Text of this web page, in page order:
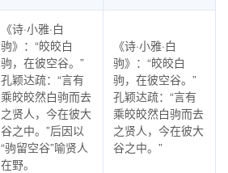
《诗·小雅·白
驹》：“皎皎白
驹，在彼空谷。”
孔颖达疏：“言有
乘皎皎然白驹而去
之贤人，今在彼大
谷之中。”后因以
“驹留空谷”喻贤人
在野。
《诗·小雅·白
驹》：“皎皎白
驹，在彼空谷。”
孔颖达疏：“言有
乘皎皎然白驹而去
之贤人，今在彼大
谷之中。”